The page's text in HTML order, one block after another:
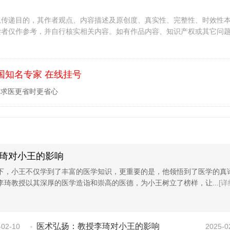
递目的，其作者观点、内容描述及原创度、真实性、完整性、时效性
仅作参考，并自行核实相关内容。如有作品内容、知识产权或其它问
知名专家 在线挂号
医更省时更省心
对小王的影响
，小王不仅学到了丰富的医学知识，更重要的是，他领悟到了医学的
教授以其深厚的医学造诣和崇高的医德，为小王树立了榜样，让... [详
10 医术弘扬：教授李琦对小王的影响 2025-